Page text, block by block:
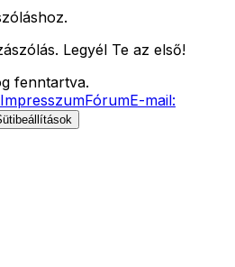
Legyél Te az első!
fenntartva.
ImpresszumFórumE-mail: